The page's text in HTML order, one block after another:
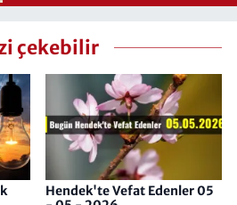
çekebilir
Hendek'te Vefat Edenler 05